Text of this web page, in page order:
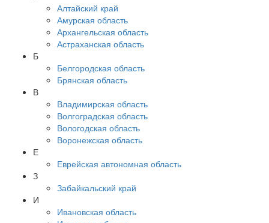
Алтайский край
Амурская область
Архангельская область
Астраханская область
Б
Белгородская область
Брянская область
В
Владимирская область
Волгоградская область
Вологодская область
Воронежская область
Е
Еврейская автономная область
З
Забайкальский край
И
Ивановская область